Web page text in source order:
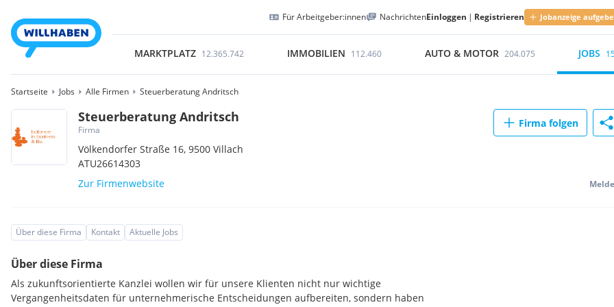
Für Arbeitgeber:innen NachrichtenEinloggen | Registrieren Jobanzeige
MARKTPLATZ 12.365.742 IMMOBILIEN 112.460 AUTO & MOTOR 204.075 JOBS
Startseite Jobs Alle Firmen Steuerberatung Andritsch
Steuerberatung Andritsch
Firma
Völkendorfer Straße 16,9500Villach
ATU26614303
Zur Firmenwebsite
Firma folgen
Über diese Firma Kontakt Aktuelle Jobs
Über diese Firma
Als zukunftsorientierte Kanzlei wollen wir für unsere Klienten nicht nur wichtige
Vergangenheitsdaten für unternehmerische Entscheidungen aufbereiten, sondern haben